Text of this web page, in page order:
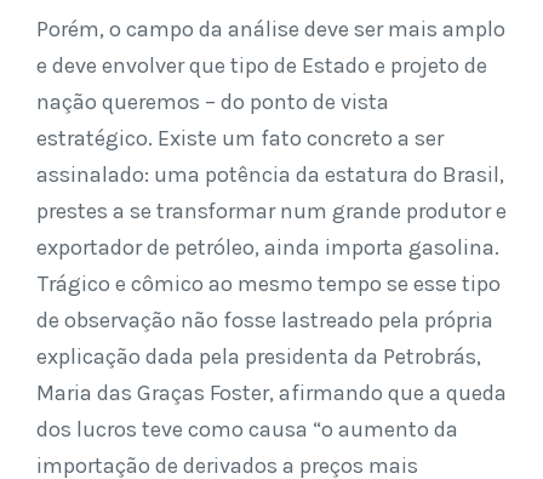
Porém, o campo da análise deve ser mais amplo
e deve envolver que tipo de Estado e projeto de
nação queremos – do ponto de vista
estratégico. Existe um fato concreto a ser
assinalado: uma potência da estatura do Brasil,
prestes a se transformar num grande produtor e
exportador de petróleo, ainda importa gasolina.
Trágico e cômico ao mesmo tempo se esse tipo
de observação não fosse lastreado pela própria
explicação dada pela presidenta da Petrobrás,
Maria das Graças Foster, afirmando que a queda
dos lucros teve como causa “o aumento da
importação de derivados a preços mais